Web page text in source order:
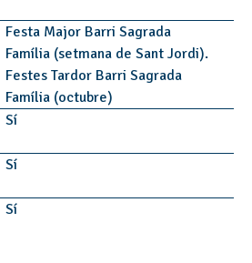
Festa Major Barri Sagrada
Família (setmana de Sant Jordi).
Festes Tardor Barri Sagrada
Família (octubre)
Sí
Sí
Sí